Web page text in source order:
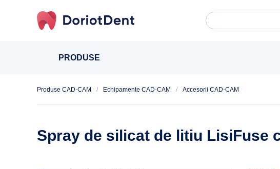
Caută
după:When autocomplete
PRODUSE
Produse CAD-CAM / Echipamente CAD-CAM / Accesorii CAD-CAM
Spray de silicat de litiu LisiFuse